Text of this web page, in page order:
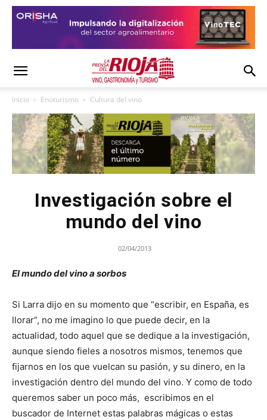
Inicio Enoturismo Cultura del vino
Investigación sobre el
mundo del vino
02/04/2013
El mundo del vino a sorbos
Si Larra dijo en su momento que “escribir, en España, es
llorar”, no me imagino lo que puede decir, en la
actualidad, todo aquel que se dedique a la investigación,
aunque siendo fieles a nosotros mismos, tenemos que
fijarnos en los que vuelcan su pasión, y su dinero, en la
investigación dentro del mundo del vino. Y como de todo
queremos saber un poco más, escribimos en el
buscador de Internet estas palabras mágicas o estas